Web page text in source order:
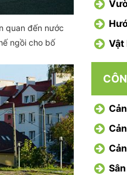
quan đến nước
ngồi cho bố
Vật